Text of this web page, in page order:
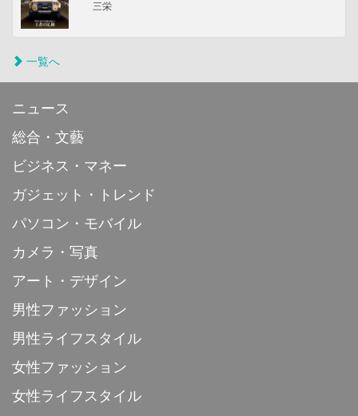
三栄
一覧へ
ニュース
総合・文藝
ビジネス・マネー
ガジェット・トレンド
パソコン・モバイル
カメラ・写真
アート・デザイン
男性ファッション
男性ライフスタイル
女性ファッション
女性ライフスタイル